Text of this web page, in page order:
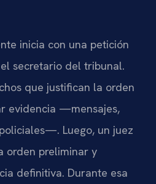
inicia con una petición
secretario del tribunal.
que justifican la orden
evidencia —mensajes,
Luego, un juez
orden preliminar y
definitiva. Durante esa